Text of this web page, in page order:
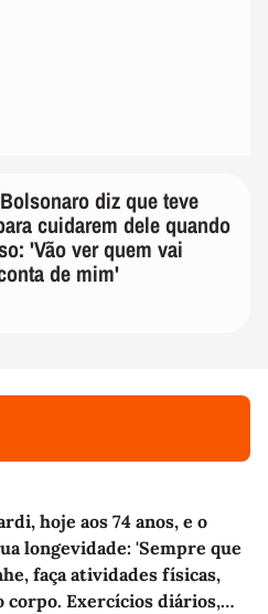
diz que teve
cuidarem dele quando
'Vão ver quem vai
de mim'
hoje aos 74 anos, e o
longevidade: 'Sempre que
faça atividades físicas,
corpo. Exercícios diários,